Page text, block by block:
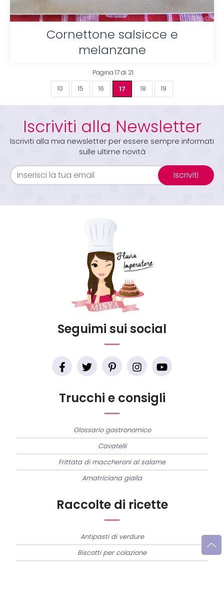
Cornettone salsicce e
melanzane
Pagina 17 di 21
10 15 16 17 18 19
Iscriviti alla Newsletter
Iscriviti alla mia newsletter per essere sempre informati
sulle ultime novità
Iscriviti
Raccolte di ricette
Antipasti di verdure
Biscotti per colazione
Trucchi e consigli
Glossario gastronomico
Cavatelli
Frittata di maccheroni al salame
Amatriciana gialla
Seguimi sui social